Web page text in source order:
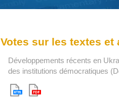
Votes sur les textes et
Développements récents en
des institutions démocratiques